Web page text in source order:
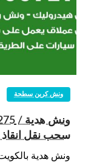
ونش كرين سطحة
سحب نقل انقاذ
ونش هدية